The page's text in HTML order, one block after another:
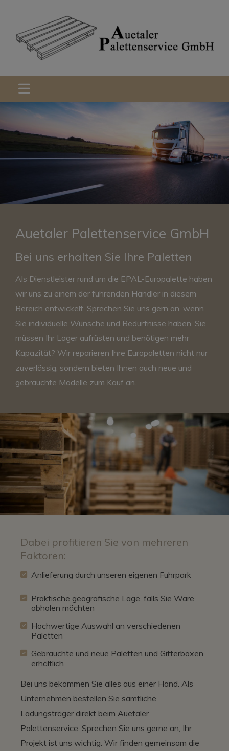
Auetaler Palettenservice GmbH
Bei uns erhalten Sie Ihre Paletten
Als Dienstleister rund um die EPAL-Europalette haben
wir uns zu einem der führenden Händler in diesem
Bereich entwickelt. Sprechen Sie uns gern an, wenn
Sie individuelle Wünsche und Bedürfnisse haben. Sie
müssen Ihr Lager aufrüsten und benötigen mehr
Kapazität? Wir reparieren Ihre Europaletten nicht nur
zuverlässig, sondern bieten Ihnen auch neue und
gebrauchte Modelle zum Kauf an.
Dabei profitieren Sie von mehreren
Faktoren:
Anlieferung durch unseren eigenen Fuhrpark
Praktische geografische Lage, falls Sie Ware
abholen möchten
Hochwertige Auswahl an verschiedenen
Paletten
Gebrauchte und neue Paletten und Gitterboxen
erhältlich
Bei uns bekommen Sie alles aus einer Hand. Als
Unternehmen bestellen Sie sämtliche
Ladungsträger direkt beim Auetaler
Palettenservice. Sprechen Sie uns gerne an, Ihr
Projekt ist uns wichtig. Wir finden gemeinsam die